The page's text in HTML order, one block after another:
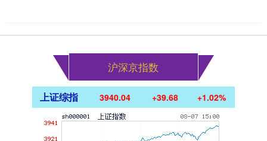
沪深京指数
上证综指 3940.04 +39.68 +1.02%